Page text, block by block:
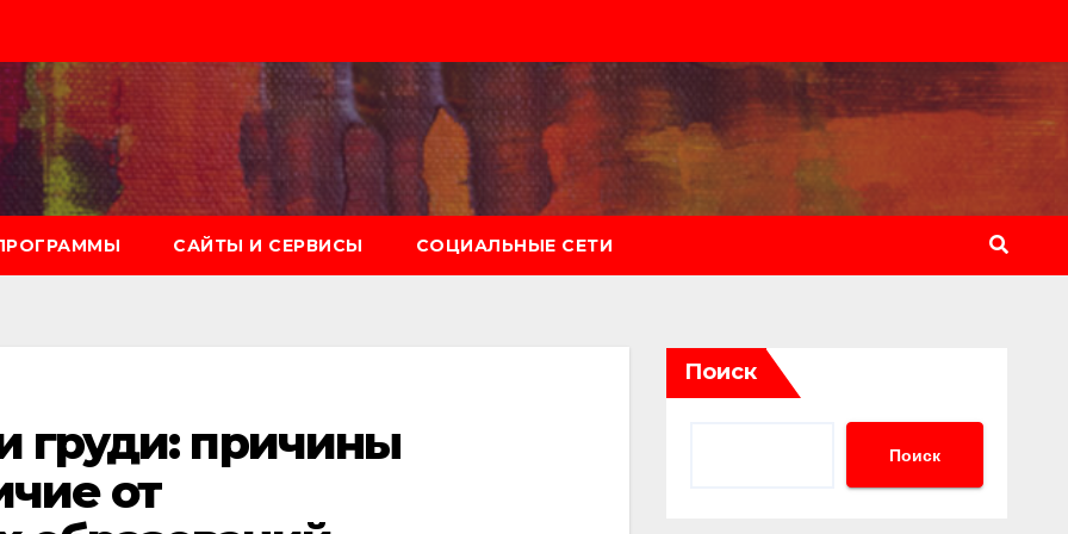
САЙТЫ И СЕРВИСЫ СОЦИАЛЬНЫЕ СЕТИ
груди: причины
от
Поиск
Поиск